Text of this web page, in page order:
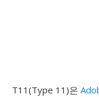
T11(Type 11)은